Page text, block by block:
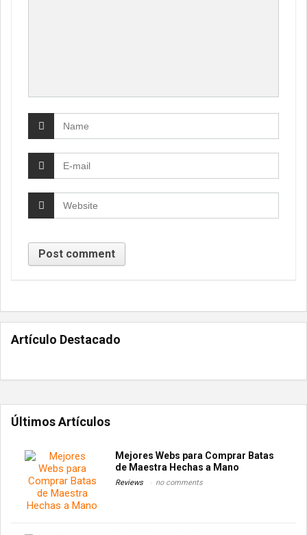
Artículo Destacado
Últimos Artículos
Mejores Webs para Comprar Batas
de Maestra Hechas a Mano
Reviews no comments